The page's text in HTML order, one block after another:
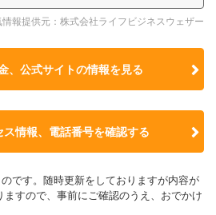
情報提供元：株式会社ライフビジネスウェザー
、公式サイトの情報を見る
情報、電話番号を確認する
です。随時更新をしておりますが内容が
すので、事前にご確認のうえ、おでかけ